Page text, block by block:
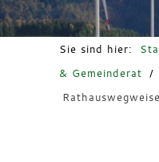
Sie sind hier:
& Gemeinderat
/